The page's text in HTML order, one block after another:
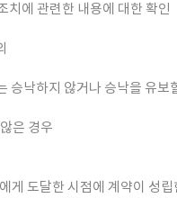
치에 관련한 내용에 대한 확인
승낙하지 않거나 승낙을 유보
은 경우
게 도달한 시점에 계약이 성립